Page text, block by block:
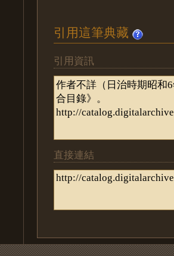
引用這筆典藏
引用資訊
直接連結